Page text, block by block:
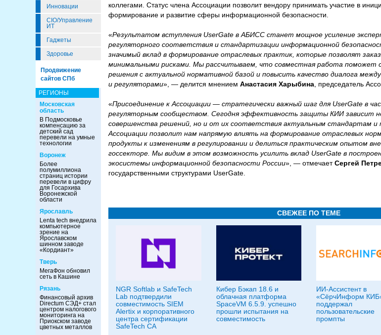
Инновации
CIO/Управление
ИТ
Гаджеты
Здоровье
Продвижение
сайтов СПб
РЕГИОНЫ
Московская
область
В Подмосковье
компенсацию за
детский сад
перевели на умные
технологии
Воронеж
Более
полумиллиона
страниц истории
перевели в цифру
для Госархива
Воронежской
области
Ярославль
Lenta tech внедрила
компьютерное
зрение на
Ярославском
шинном заводе
«Кордиант»
Тверь
МегаФон обновил
сеть в Кашине
Рязань
Финансовый архив
Directum СЭД+ стал
центром налогового
мониторинга на
Приокском заводе
цветных металлов
коллегами. Статус члена Ассоциации позволит вендору принимать участие в
формирование и развитие сферы информационной безопасности.
«Результатом вступления UserGate в АБИСС станет мощное усиление
регуляторного соответствия и стандартизации информационной
значимый вклад в формирование отраслевых практик, которые позволят
минимальными рисками. Мы рассчитываем, что совместная работа поможет
решения с актуальной нормативной базой и повысить качество диалога
и регуляторами», — делится мнением Анастасия Харыбина , председатель
«Присоединение к Ассоциации — стратегически важный шаг для UserGate в
регуляторным сообществом. Сегодня эффективность защиты КИИ зависит
совершенства решений, но и от их соответствия актуальным стандартам и
Ассоциации позволит нам напрямую влиять на формирование отраслевых
продукты к изменениям в регулировании и делиться практическим опытом
госсекторе. Мы видим в этом возможность усилить вклад UserGate в
экосистемы информационной безопасности России», — отмечаетСергей
государственными структурами UserGate.
СВЕЖЕЕ ПО ТЕМЕ
NGR Softlab и SafeTech
Lab подтвердили
совместимость SIEM
Alertix и корпоративного
центра сертификации
SafeTech CA
Кибер Бэкап 18.6 и
облачная платформа
SpaceVM 6.5.9. успешно
прошли испытания на
совместимость
ИИ-Ассистент в
«СёрчИнформ
поддержал
пользовательские
промпты